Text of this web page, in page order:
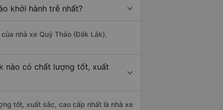
khởi hành trễ nhất?
nhà xe Quý Thảo (Đắk Lắk).
nào có chất lượng tốt, xuất
tốt, xuất sắc, cao cấp nhất là nhà xe